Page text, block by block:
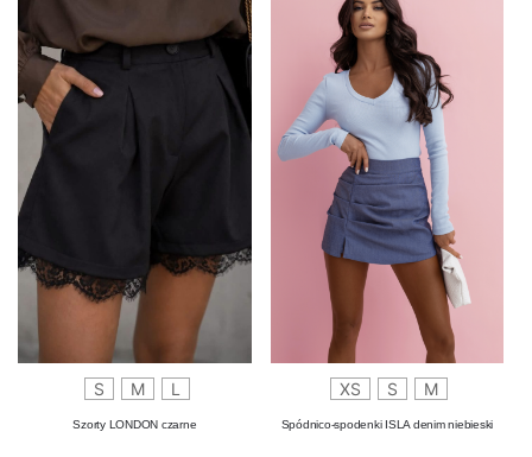
S M L
Szorty LONDON czarne
XS S M
Spódnico-spodenki ISLA denim niebieski